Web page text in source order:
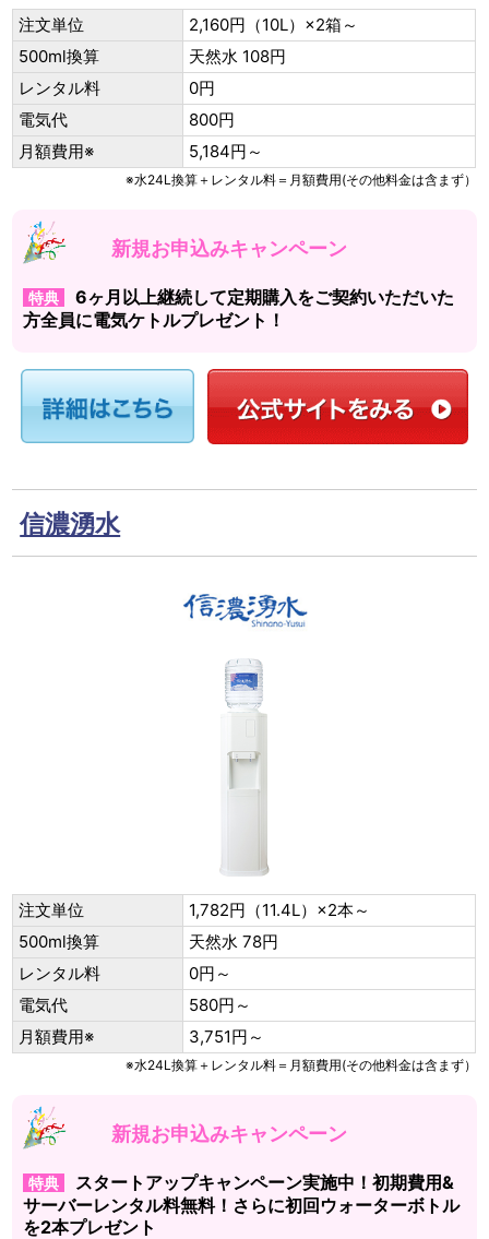
注文単位
2,160円（10L）×2箱～
500ml換算
天然水 108円
レンタル料
0円
電気代
800円
月額費用※
5,184円～
※水24L換算＋レンタル料＝月額費用(その他料金は含まず）
新規お申込みキャンペーン
特典
6ヶ月以上継続して定期購入をご契約いただいた
方全員に電気ケトルプレゼント！
信濃湧水
注文単位
1,782円（11.4L）×2本～
500ml換算
天然水 78円
レンタル料
0円～
電気代
580円～
月額費用※
3,751円～
※水24L換算＋レンタル料＝月額費用(その他料金は含まず）
新規お申込みキャンペーン
特典
スタートアップキャンペーン実施中！初期費用&
サーバーレンタル料無料！さらに初回ウォーターボトル
を2本プレゼント